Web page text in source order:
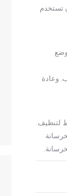
تستخدم
وعادة
لتنظيف.